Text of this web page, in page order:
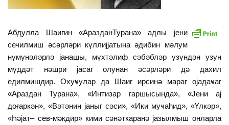
Абдулла Шаигин «АразданТурана» адлы jени
сечилмиш әсәрләри күллиjjатына әдибин мәлум
нүмунәләрлә jанашы, мүхтәлиф сәбәбләр үзүндән узун
мүддәт нәшри jасаг олунан әсәрләри дә дахил
едилмишдир. Охуҹулар да Шаиг ирсинә мараг оjадаҹаг
«Араздан Турана», «Интизар гаршысында», «Јени аj
доғаркән», «Вәтәнин jаныг сәси», «Ики муҹаһид», «Үлкәр»,
«Һәjат– сев-мәкдир» кими сәнәткаранә jазылмыш онларла